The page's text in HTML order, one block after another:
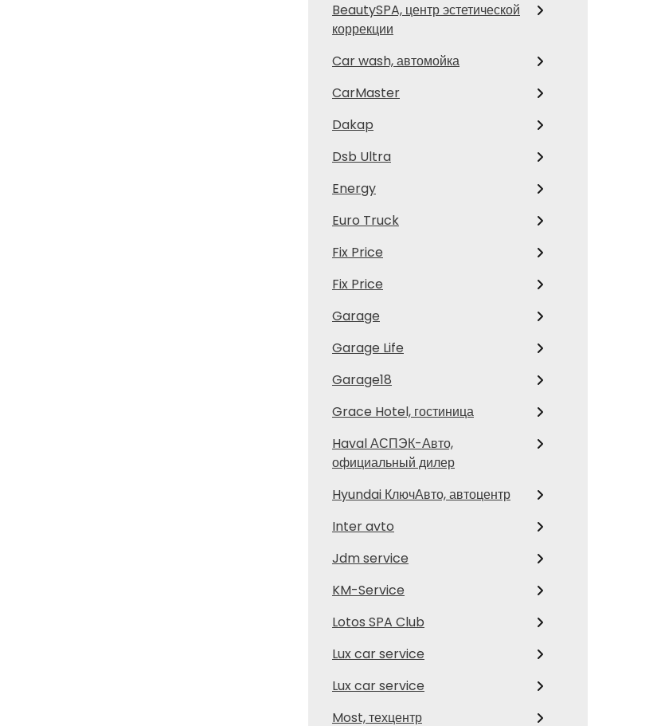
BeautySPA, центр эстетической
коррекции
Car wash, автомойка
CarMaster
Dakap
Dsb Ultra
Energy
Euro Truck
Fix Price
Fix Price
Garage
Garage Life
Garage18
Grace Hotel, гостиница
Haval АСПЭК-Авто,
официальный дилер
Hyundai КлючАвто, автоцентр
Inter avto
Jdm service
KM-Service
Lotos SPA Club
Lux car service
Lux car service
Most, техцентр